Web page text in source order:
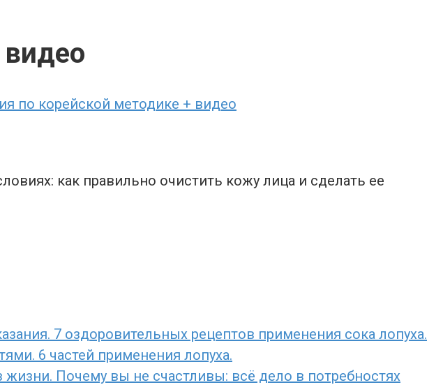
по корейской методике + видео
как правильно очистить кожу лица и сделать ее
7 оздоровительных рецептов применения сока лопуха.
6 частей применения лопуха.
Почему вы не счастливы: всё дело в потребностях